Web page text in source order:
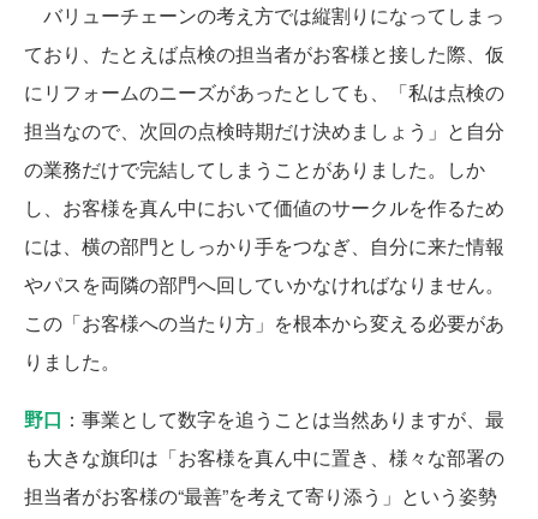
バリューチェーンの考え方では縦割りになってしまっ
ており、たとえば点検の担当者がお客様と接した際、仮
にリフォームのニーズがあったとしても、「私は点検の
担当なので、次回の点検時期だけ決めましょう」と自分
の業務だけで完結してしまうことがありました。しか
し、お客様を真ん中において価値のサークルを作るため
には、横の部門としっかり手をつなぎ、自分に来た情報
やパスを両隣の部門へ回していかなければなりません。
この「お客様への当たり方」を根本から変える必要があ
りました。
野口 ：事業として数字を追うことは当然ありますが、最
も大きな旗印は「お客様を真ん中に置き、様々な部署の
担当者がお客様の“最善”を考えて寄り添う」という姿勢